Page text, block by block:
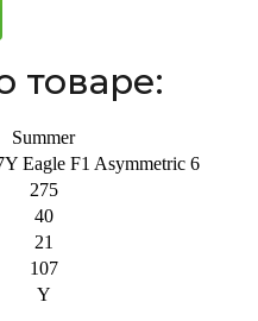
товаре:
Summer
Eagle F1 Asymmetric 6
275
40
21
107
Y